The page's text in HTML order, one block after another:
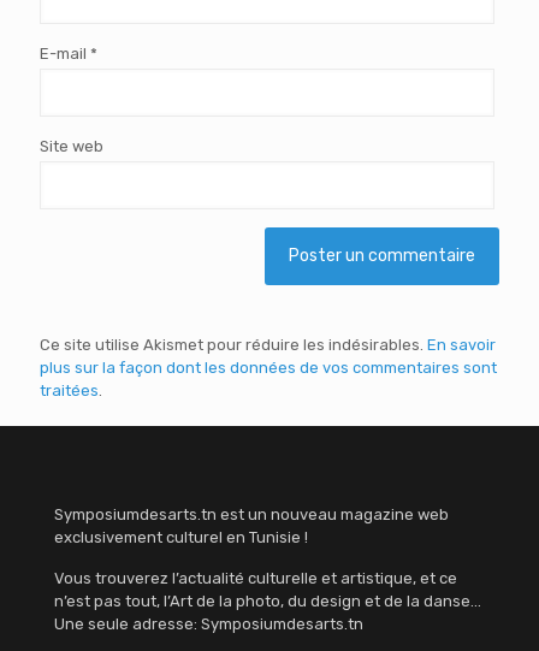
E-mail *
Site web
Ce site utilise Akismet pour réduire les indésirables. En savoir
plus sur la façon dont les données de vos commentaires sont
traitées.
Symposiumdesarts.tn est un nouveau magazine web
exclusivement culturel en Tunisie !
Vous trouverez l’actualité culturelle et artistique, et ce
n’est pas tout, l’Art de la photo, du design et de la danse…
Une seule adresse: Symposiumdesarts.tn